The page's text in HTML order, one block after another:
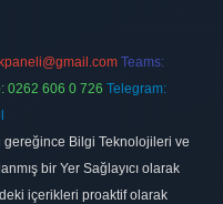
Teams:
0262 606 0 726 Telegram:
gereğince Bilgi Teknolojileri ve
bir Yer Sağlayıcı olarak
içerikleri proaktif olarak